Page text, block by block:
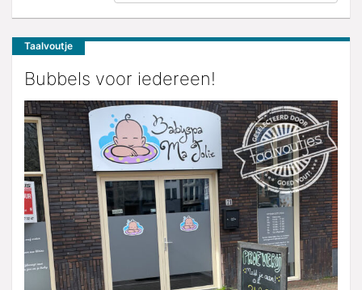
Taalvoutje
Bubbels voor iedereen!